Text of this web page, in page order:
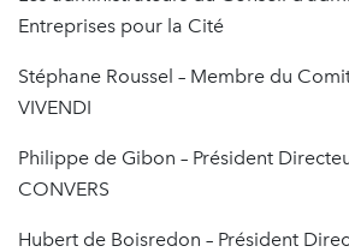
Entreprises pour la Cité
Stéphane Roussel – Membre du
VIVENDI
Philippe de Gibon – Président
CONVERS
Hubert de Boisredon – Président